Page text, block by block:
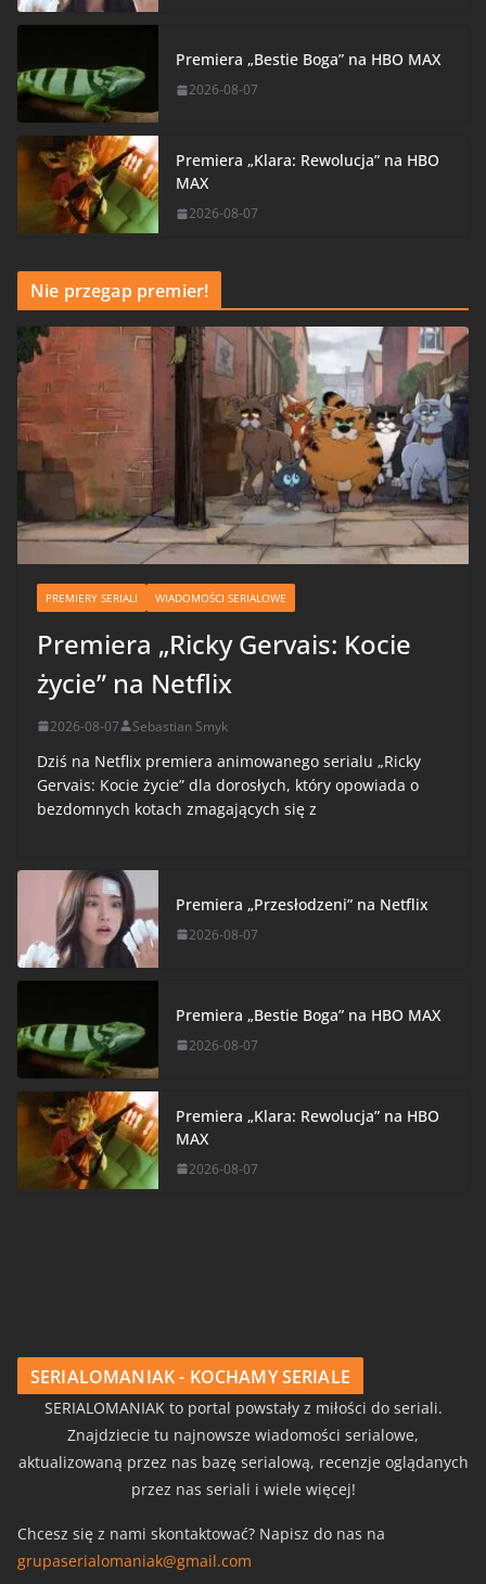
Premiera „Bestie Boga” na HBO MAX
2026-08-07
Premiera „Klara: Rewolucja” na HBO
MAX
2026-08-07
Nie przegap premier!
PREMIERY SERIALI WIADOMOŚCI SERIALOWE
Premiera „Ricky Gervais: Kocie
życie” na Netflix
2026-08-07 Sebastian Smyk
Dziś na Netflix premiera animowanego serialu „Ricky
Gervais: Kocie życie” dla dorosłych, który opowiada o
bezdomnych kotach zmagających się z
Premiera „Przesłodzeni” na Netflix
2026-08-07
Premiera „Bestie Boga” na HBO MAX
2026-08-07
Premiera „Klara: Rewolucja” na HBO
MAX
2026-08-07
SERIALOMANIAK - KOCHAMY SERIALE
SERIALOMANIAK to portal powstały z miłości do seriali.
Znajdziecie tu najnowsze wiadomości serialowe,
aktualizowaną przez nas bazę serialową, recenzje oglądanych
przez nas seriali i wiele więcej!
Chcesz się z nami skontaktować? Napisz do nas na
grupaserialomaniak@gmail.com